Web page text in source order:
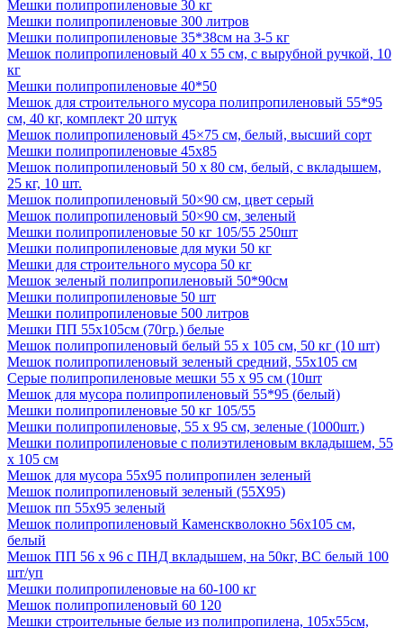
Мешки полипропиленовые 30 кг
Мешки полипропиленовые 300 литров
Мешки полипропиленовые 35*38см на 3-5 кг
Мешок полипропиленовый 40 х 55 см, с вырубной ручкой, 10
кг
Мешки полипропиленовые 40*50
Мешок для строительного мусора полипропиленовый 55*95
см, 40 кг, комплект 20 штук
Мешок полипропиленовый 45×75 см, белый, высший сорт
Мешки полипропиленовые 45х85
Мешок полипропиленовый 50 x 80 см, белый, с вкладышем,
25 кг, 10 шт.
Мешок полипропиленовый 50×90 см, цвет серый
Мешок полипропиленовый 50×90 см, зеленый
Мешки полипропиленовые 50 кг 105/55 250шт
Мешки полипропиленовые для муки 50 кг
Мешки для строительного мусора 50 кг
Мешок зеленый полипропиленовый 50*90см
Мешки полипропиленовые 50 шт
Мешки полипропиленовые 500 литров
Мешки ПП 55х105см (70гр.) белые
Мешок полипропиленовый белый 55 х 105 см, 50 кг (10 шт)
Мешок полипропиленовый зеленый средний, 55х105 см
Серые полипропиленовые мешки 55 х 95 см (10шт
Мешок для мусора полипропиленовый 55*95 (белый)
Мешки полипропиленовые 50 кг 105/55
Мешки полипропиленовые, 55 х 95 см, зеленые (1000шт.)
Мешки полипропиленовые с полиэтиленовым вкладышем, 55
х 105 см
Мешок для мусора 55х95 полипропилен зеленый
Мешок полипропиленовый зеленый (55Х95)
Мешок пп 55х95 зеленый
Мешок полипропиленовый Каменскволокно 56х105 см,
белый
Мешок ПП 56 х 96 с ПНД вкладышем, на 50кг, ВС белый 100
шт/уп
Мешки полипропиленовые на 60-100 кг
Мешок полипропиленовый 60 120
Мешки строительные белые из полипропилена, 105х55см,